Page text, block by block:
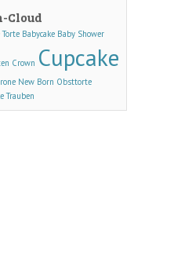
Cloud
Babycake Baby Shower
Crown Cupcake
New Born Obsttorte
Trauben